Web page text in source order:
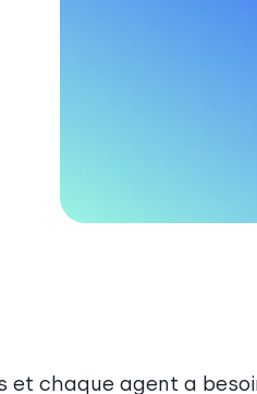
et chaque agent a